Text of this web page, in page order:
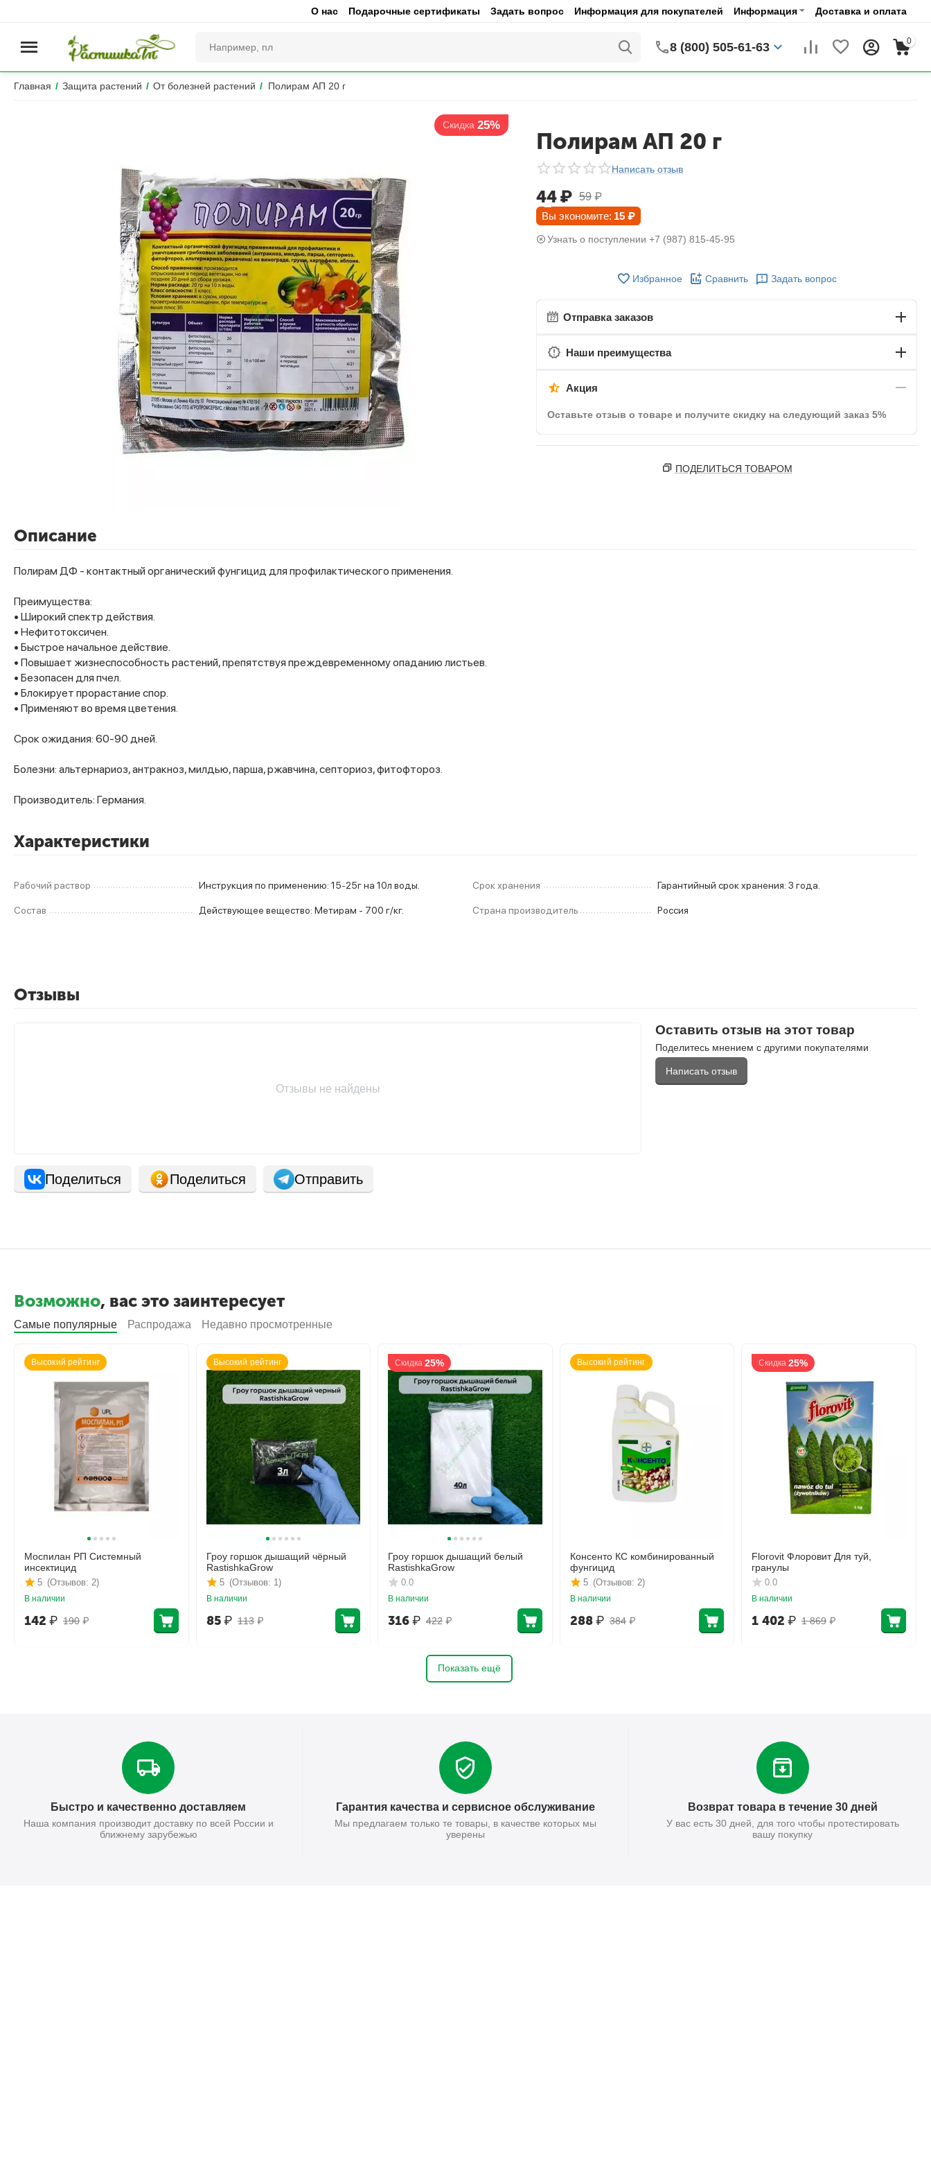
О нас Подарочные сертификаты Задать вопрос Информация для покупателей Информация Доставка и оплата
8 (800) 505-61-63 0
Главная / Защита растений / От болезней растений / Полирам АП 20 г
Полирам АП 20 г
Написать отзыв
44₽ 59 ₽
Вы экономите: 15 ₽
Узнать о поступлении +7 (987) 815-45-95
Избранное Сравнить Задать вопрос
Отправка заказов
Наши преимущества
Акция
Оставьте отзыв о товаре и получите скидку на следующий заказ 5%
ПОДЕЛИТЬСЯ ТОВАРОМ
Описание
Полирам ДФ - контактный органический фунгицид для профилактического применения.
Преимущества:
• Широкий спектр действия.
• Нефитотоксичен.
• Быстрое начальное действие.
• Повышает жизнеспособность растений, препятствуя преждевременному опаданию листьев.
• Безопасен для пчел.
• Блокирует прорастание спор.
• Применяют во время цветения.
Срок ожидания: 60-90 дней.
Болезни: альтернариоз, антракноз, милдью, парша, ржавчина, септориоз, фитофтороз.
Производитель: Германия.
Характеристики
Рабочий раствор Инструкция по применению: 15-25г на 10л воды.
Состав Действующее вещество: Метирам - 700 г/кг.
Срок хранения Гарантийный срок хранения: 3 года.
Страна производитель Россия
Отзывы
Отзывы не найдены
Оставить отзыв на этот товар
Поделитесь мнением с другими покупателями
Написать отзыв
Поделиться Поделиться Отправить
Возможно, вас это заинтересует
Самые популярные Распродажа Недавно просмотренные
Высокий рейтинг
Моспилан РП Системный
инсектицид
(Отзывов: 2)
5
В наличии
190 ₽
142 ₽
Высокий рейтинг
Гроу горшок дышащий чёрный
RastishkaGrow
(Отзывов: 1)
5
В наличии
113 ₽
85 ₽
Скидка 25%
Гроу горшок дышащий белый
RastishkaGrow
0.0
В наличии
422 ₽
316₽
Высокий рейтинг
Консенто КС комбинированный
фунгицид
(Отзывов: 2)
5
В наличии
384 ₽
288₽
Скидка 25%
Florovit Флоровит Для туй,
гранулы
0.0
В наличии
1 869 ₽
1 402 ₽
Показать ещё
Быстро и качественно доставляем
Наша компания производит доставку по всей России и
ближнему зарубежью
Гарантия качества и сервисное обслуживание
Мы предлагаем только те товары, в качестве которых мы
уверены
Возврат товара в течение 30 дней
У вас есть 30 дней, для того чтобы протестировать
вашу покупку